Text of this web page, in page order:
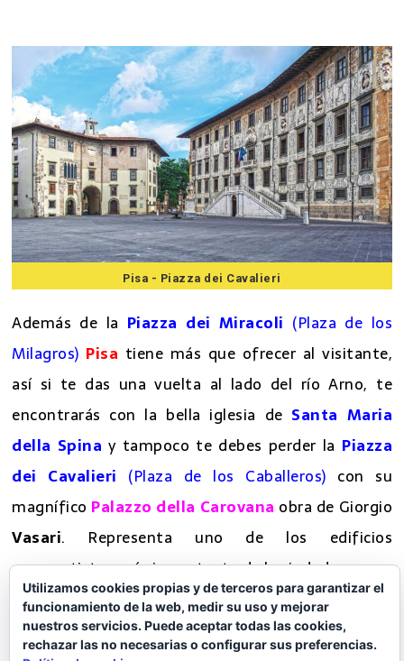
Además de la Piazza dei Miracoli(Plaza de los
Milagros) Pisa
tiene más que ofrecer al visitante,
así si te das una vuelta al lado del río Arno, te
encontrarás con la bella iglesia deSanta Maria
della Spinay tampoco te debes perder la
Piazza
dei Cavalieri(Plaza de los Caballeros)con su
magníficoPalazzo della Carovana
obra de Giorgio
Vasari. Representa uno de los edificios
renacentistas más importante de la ciudad.
ElPalacio del Reloj,ubicado justo al lado, es un
Utilizamos cookies propias y de terceros para garantizar el
funcionamiento de la web, medir su uso y mejorar
nuestros servicios. Puede aceptar todas las cookies,
rechazar las no necesarias o configurar sus preferencias.